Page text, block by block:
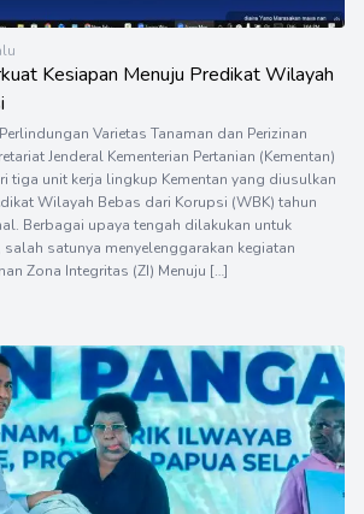
Kesiapan Menuju Predikat Wilayah
Varietas Tanaman dan Perizinan
Jenderal Kementerian Pertanian (Kementan)
tiga unit kerja lingkup Kementan yang diusulkan
Wilayah Bebas dari Korupsi (WBK) tahun
Berbagai upaya tengah dilakukan untuk
satunya menyelenggarakan kegiatan
Zona Integritas (ZI) Menuju […]